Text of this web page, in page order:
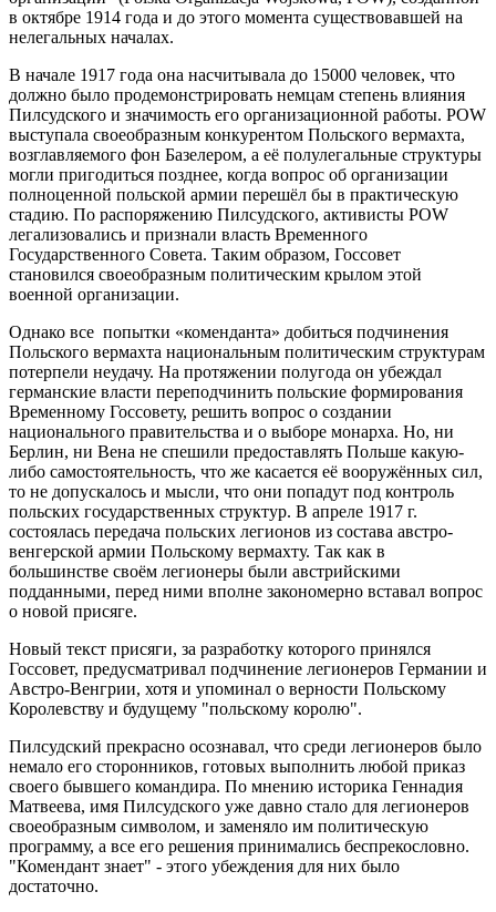
в октябре 1914 года и до этого момента существовавшей на
нелегальных началах.
В начале 1917 года она насчитывала до 15000 человек, что
должно было продемонстрировать немцам степень влияния
Пилсудского и значимость его организационной работы. POW
выступала своеобразным конкурентом Польского вермахта,
возглавляемого фон Базелером, а её полулегальные структуры
могли пригодиться позднее, когда вопрос об организации
полноценной польской армии перешёл бы в практическую
стадию. По распоряжению Пилсудского, активисты POW
легализовались и признали власть Временного
Государственного Совета. Таким образом, Госсовет
становился своеобразным политическим крылом этой
военной организации.
Однако все попытки «коменданта» добиться подчинения
Польского вермахта национальным политическим структурам
потерпели неудачу. На протяжении полугода он убеждал
германские власти переподчинить польские формирования
Временному Госсовету, решить вопрос о создании
национального правительства и о выборе монарха. Но, ни
Берлин, ни Вена не спешили предоставлять Польше какую-
либо самостоятельность, что же касается её вооружённых сил,
то не допускалось и мысли, что они попадут под контроль
польских государственных структур. В апреле 1917 г.
состоялась передача польских легионов из состава австро-
венгерской армии Польскому вермахту. Так как в
большинстве своём легионеры были австрийскими
подданными, перед ними вполне закономерно вставал вопрос
о новой присяге.
Новый текст присяги, за разработку которого принялся
Госсовет, предусматривал подчинение легионеров Германии и
Австро-Венгрии, хотя и упоминал о верности Польскому
Королевству и будущему "польскому королю".
Пилсудский прекрасно осознавал, что среди легионеров было
немало его сторонников, готовых выполнить любой приказ
своего бывшего командира. По мнению историка Геннадия
Матвеева, имя Пилсудского уже давно стало для легионеров
своеобразным символом, и заменяло им политическую
программу, а все его решения принимались беспрекословно.
"Комендант знает" - этого убеждения для них было
достаточно.